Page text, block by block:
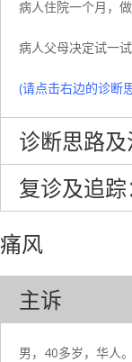
病人住院一个月，
病人父母决定试一试
(请点击右边的诊断
诊断思路
复诊及追踪
痛风
主诉
男，40多岁，华人